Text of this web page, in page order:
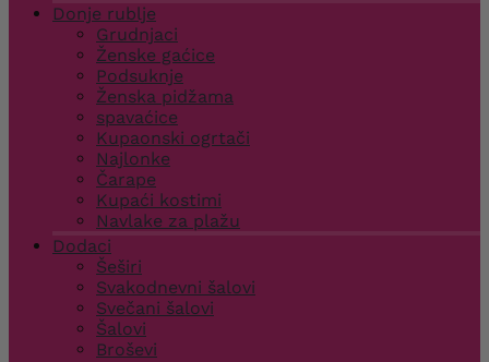
Donje rublje
Grudnjaci
Ženske gaćice
Podsuknje
Ženska pidžama
spavaćice
Kupaonski ogrtači
Najlonke
Čarape
Kupaći kostimi
Navlake za plažu
Dodaci
Šeširi
Svakodnevni šalovi
Svečani šalovi
Šalovi
Broševi